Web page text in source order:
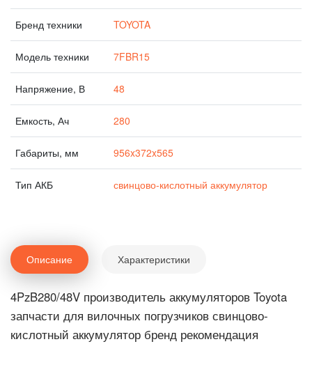
Бренд техники TOYOTA
Модель техники 7FBR15
Напряжение, В 48
Емкость, Ач 280
Габариты, мм 956x372x565
Тип АКБ свинцово-кислотный аккумулятор
Описание Характеристики
4PzB280/48V производитель аккумуляторов Toyota
запчасти для вилочных погрузчиков свинцово-
кислотный аккумулятор бренд рекомендация